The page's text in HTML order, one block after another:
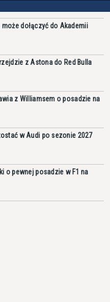
dołączyć do Akademii
z Astona do Red Bulla
z Williamsem o posadzie na
w Audi po sezonie 2027
o pewnej posadzie w F1 na